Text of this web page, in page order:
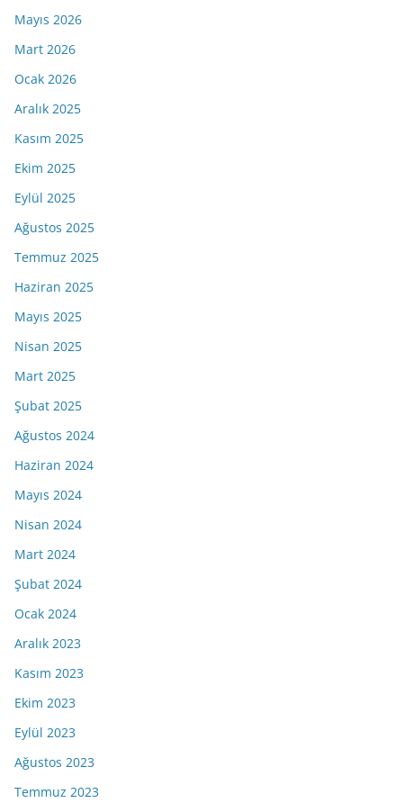
Mayıs 2026
Mart 2026
Ocak 2026
Aralık 2025
Kasım 2025
Ekim 2025
Eylül 2025
Ağustos 2025
Temmuz 2025
Haziran 2025
Mayıs 2025
Nisan 2025
Mart 2025
Şubat 2025
Ağustos 2024
Haziran 2024
Mayıs 2024
Nisan 2024
Mart 2024
Şubat 2024
Ocak 2024
Aralık 2023
Kasım 2023
Ekim 2023
Eylül 2023
Ağustos 2023
Temmuz 2023